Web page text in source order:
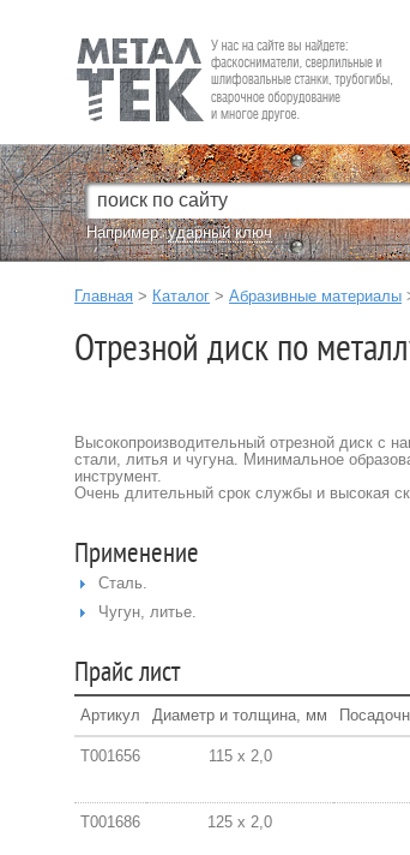
Fein — Профессиональный электроинструмент для обработки
металла.
Например:ударный ключ
Главная > Каталог > Абразивные материалы
Отрезной диск по
Высокопроизводительный отрезной диск с
стали, литья и чугуна. Минимальное
инструмент.
Очень длительный срок службы и высокая
Применение
Сталь.
Чугун, литье.
Прайс лист
Артикул Диаметр и толщина, мм
T001656 115 x 2,0
T001686 125 x 2,0